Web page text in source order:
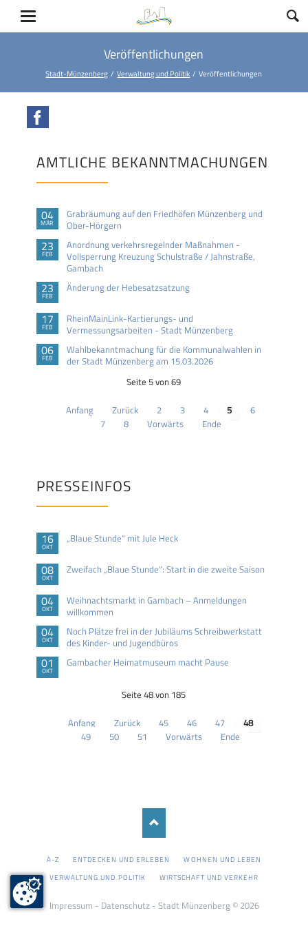
Veröffentlichungen
Stadt-Münzenberg Verwaltung und Politik Veröffentlichungen
AMTLICHE BEKANNTMACHUNGEN
04
MÄR
Grabräumung auf den Friedhöfen Münzenberg und
Ober-Hörgern
23
FEB
Anordnung verkehrsregelnder Maßnahmen -
Vollsperrung Kreuzung Schulstraße / Jahnstraße,
Gambach
23
FEB
Änderung der Hebesatzsatzung
17
FEB
RheinMainLink-Kartierungs- und
Vermessungsarbeiten - Stadt Münzenberg
06
FEB
Wahlbekanntmachung für die Kommunalwahlen in
der Stadt Münzenberg am 15.03.2026
Seite 5 von 69
Anfang Zurück 2 3 4 5
6
7
8 Vorwärts Ende
PRESSEINFOS
16
OKT
„Blaue Stunde“ mit Jule Heck
08
OKT
Zweifach „Blaue Stunde“: Start in die zweite Saison
04
OKT
Weihnachtsmarkt in Gambach – Anmeldungen
willkommen
04
OKT
Noch Plätze frei in der Jubiläums Schreibwerkstatt
des Kinder- und Jugendbüros
01
OKT
Gambacher Heimatmuseum macht Pause
Seite 48 von 185
Anfang Zurück 45 46 47
48
49
50 51 Vorwärts Ende
NAVIGATION
A-Z ENTDECKEN UND ERLEBEN
WOHNEN UND LEBEN
VERWALTUNG UND POLITIK
WIRTSCHAFT UND VERKEHR
Impressum - Datenschutz- Stadt Münzenberg © 2026